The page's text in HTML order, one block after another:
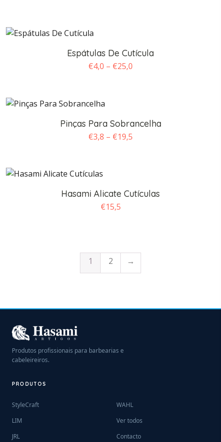
através
Espátulas De Cutícula
€4,0 – €25,0
através
Pinças Para Sobrancelha
€3,8 – €19,5
através
Hasami Alicate Cutículas
€15,5
1 2 →
Produtos profissionais para barbearias e
cabeleireiros.
PRODUTOS
StyleCraft
LIM
JRL
WAHL
Ver todos
Contacto